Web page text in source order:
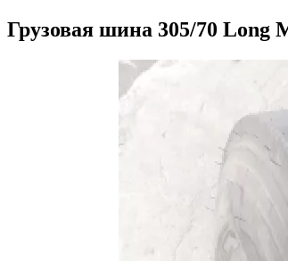
Грузовая шина 305/70 Long